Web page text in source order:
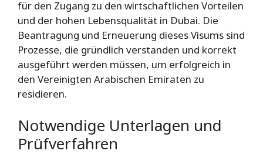
für den Zugang zu den wirtschaftlichen Vorteilen
und der hohen Lebensqualität in Dubai. Die
Beantragung und Erneuerung dieses Visums sind
Prozesse, die gründlich verstanden und korrekt
ausgeführt werden müssen, um erfolgreich in
den Vereinigten Arabischen Emiraten zu
residieren.
Notwendige Unterlagen und
Prüfverfahren